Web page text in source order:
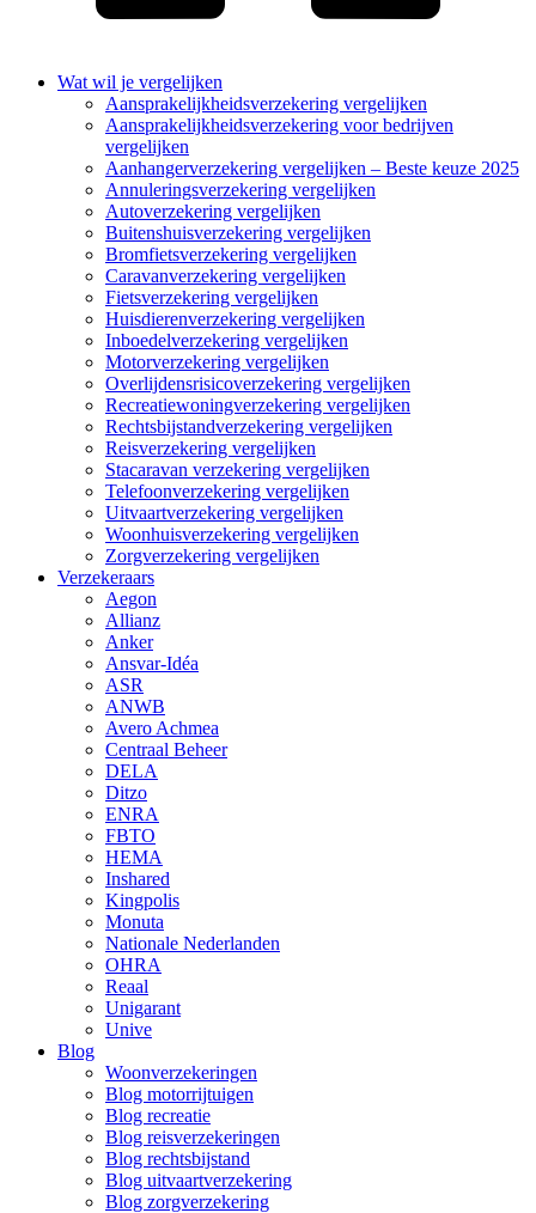
Wat wil je vergelijken
Aansprakelijkheidsverzekering vergelijken
Aansprakelijkheidsverzekering voor bedrijven
vergelijken
Aanhangerverzekering vergelijken – Beste keuze 2025
Annuleringsverzekering vergelijken
Autoverzekering vergelijken
Buitenshuisverzekering vergelijken
Bromfietsverzekering vergelijken
Caravanverzekering vergelijken
Fietsverzekering vergelijken
Huisdierenverzekering vergelijken
Inboedelverzekering vergelijken
Motorverzekering vergelijken
Overlijdensrisicoverzekering vergelijken
Recreatiewoningverzekering vergelijken
Rechtsbijstandverzekering vergelijken
Reisverzekering vergelijken
Stacaravan verzekering vergelijken
Telefoonverzekering vergelijken
Uitvaartverzekering vergelijken
Woonhuisverzekering vergelijken
Zorgverzekering vergelijken
Verzekeraars
Aegon
Allianz
Anker
Ansvar-Idéa
ASR
ANWB
Avero Achmea
Centraal Beheer
DELA
Ditzo
ENRA
FBTO
HEMA
Inshared
Kingpolis
Monuta
Nationale Nederlanden
OHRA
Reaal
Unigarant
Unive
Blog
Woonverzekeringen
Blog motorrijtuigen
Blog recreatie
Blog reisverzekeringen
Blog rechtsbijstand
Blog uitvaartverzekering
Blog zorgverzekering